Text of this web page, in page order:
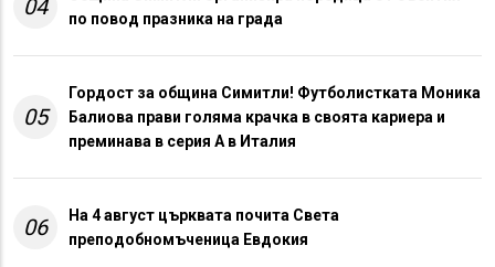
04
по повод празника на града
05
Гордост за община Симитли! Футболистката Моника
Балиова прави голяма крачка в своята кариера и
преминава в серия А в Италия
06
На 4 август църквата почита Света
преподобномъченица Евдокия